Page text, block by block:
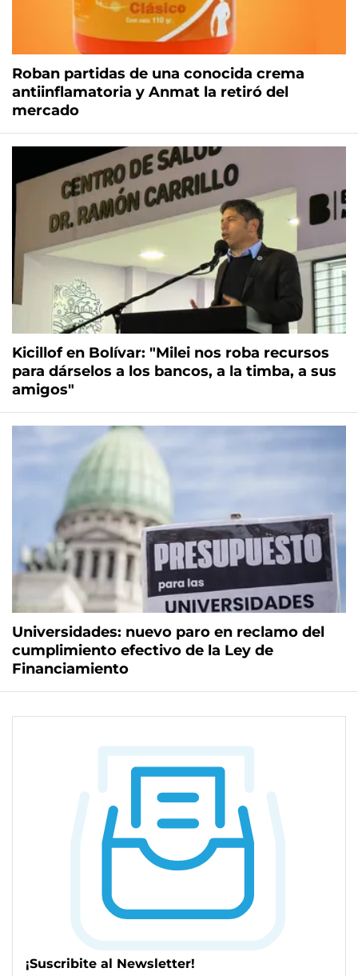
Roban partidas de una conocida crema
antiinflamatoria y Anmat la retiró del
mercado
Kicillof en Bolívar: "Milei nos roba recursos
para dárselos a los bancos, a la timba, a sus
amigos"
Universidades: nuevo paro en reclamo del
cumplimiento efectivo de la Ley de
Financiamiento
¡Suscribite al Newsletter!